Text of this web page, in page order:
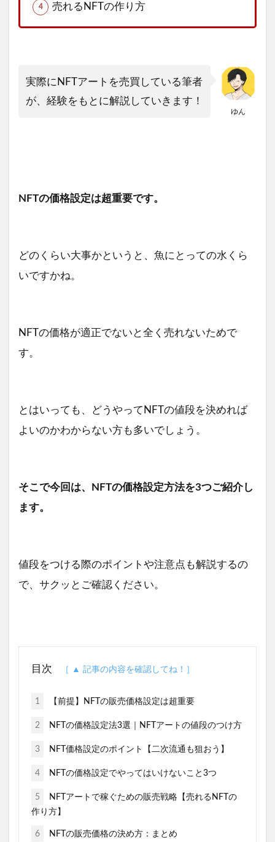
売れるNFTの作り方
ゆん
実際にNFTアートを売買している筆者
が、経験をもとに解説していきます！
NFTの価格設定は超重要です。
どのくらい大事かというと、魚にとっての水くら
いですかね。
NFTの価格が適正でないと全く売れないためで
す。
とはいっても、どうやってNFTの値段を決めれば
よいのかわからない方も多いでしょう。
そこで今回は、NFTの価格設定方法を3つご紹介し
ます。
値段をつける際のポイントや注意点も解説するの
で、サクッとご確認ください。
目次
1 【前提】NFTの販売価格設定は超重要
2 NFTの価格設定法3選｜NFTアートの値段のつけ方
3 NFT価格設定のポイント【二次流通も狙おう】
4 NFTの価格設定でやってはいけないこと3つ
5
NFTアートで稼ぐための販売戦略【売れるNFTの
作り方】
6 NFTの販売価格の決め方：まとめ